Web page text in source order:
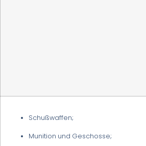
Schußwaffen;
Munition und Geschosse;